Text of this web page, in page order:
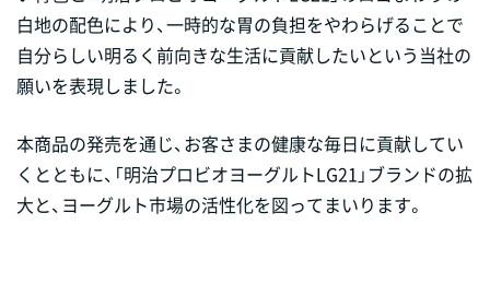
白地の配色により、一時的な胃の負担をやわらげることで
自分らしい明るく前向きな生活に貢献したいという当社の
願いを表現しました。
本商品の発売を通じ、お客さまの健康な毎日に貢献してい
くとともに、「明治プロビオヨーグルトLG21」ブランドの拡
大と、ヨーグルト市場の活性化を図ってまいります。